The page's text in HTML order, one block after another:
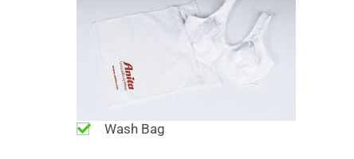
Wash Bag